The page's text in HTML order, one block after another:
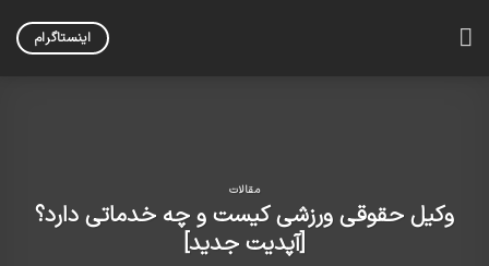
اینستاگرام
مقالات
وکیل حقوقی ورزشی کیست و چه خدماتی دارد؟
[آپدیت جدید]